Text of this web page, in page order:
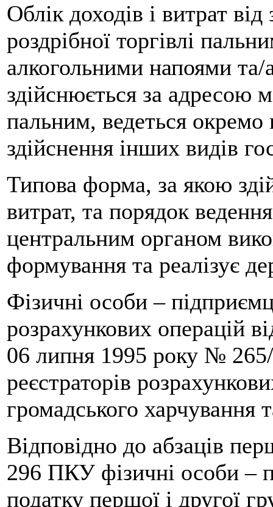
Облік доходів і витрат від
роздрібної торгівлі
алкогольними напоями
здійснюється за адресою
пальним, ведеться окремо
здійснення інших видів
Типова форма, за якою
витрат, та порядок
центральним органом
формування та реалізує
Фізичні особи –
розрахункових операцій
06 липня 1995 року №
реєстраторів
громадського харчування
Відповідно до абзаців
296 ПКУ фізичні особи –
податку першої і другої